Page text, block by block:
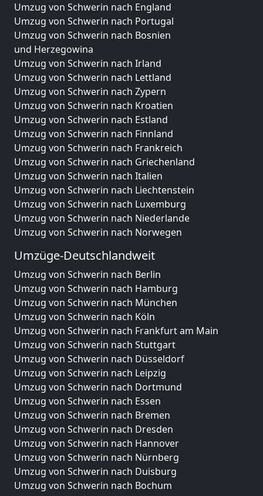
Umzug von Schwerin nach England
Umzug von Schwerin nach Portugal
Umzug von Schwerin nach Bosnien
und Herzegowina
Umzug von Schwerin nach Irland
Umzug von Schwerin nach Lettland
Umzug von Schwerin nach Zypern
Umzug von Schwerin nach Kroatien
Umzug von Schwerin nach Estland
Umzug von Schwerin nach Finnland
Umzug von Schwerin nach Frankreich
Umzug von Schwerin nach Griechenland
Umzug von Schwerin nach Italien
Umzug von Schwerin nach Liechtenstein
Umzug von Schwerin nach Luxemburg
Umzug von Schwerin nach Niederlande
Umzug von Schwerin nach Norwegen
Umzüge-Deutschlandweit
Umzug von Schwerin nach Berlin
Umzug von Schwerin nach Hamburg
Umzug von Schwerin nach München
Umzug von Schwerin nach Köln
Umzug von Schwerin nach Frankfurt am Main
Umzug von Schwerin nach Stuttgart
Umzug von Schwerin nach Düsseldorf
Umzug von Schwerin nach Leipzig
Umzug von Schwerin nach Dortmund
Umzug von Schwerin nach Essen
Umzug von Schwerin nach Bremen
Umzug von Schwerin nach Dresden
Umzug von Schwerin nach Hannover
Umzug von Schwerin nach Nürnberg
Umzug von Schwerin nach Duisburg
Umzug von Schwerin nach Bochum